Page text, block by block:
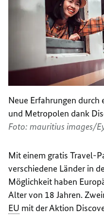
Neue Erfahrungen durch
und Metropolen dank
Foto: mauritius images/
Mit einem gratisTravel-
verschiedene Länder in
Möglichkeit haben
Alter von 18 Jahren.
EU mit der Aktion